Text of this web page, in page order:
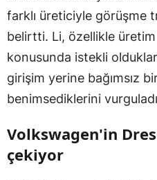
farklı üreticiyle görüşme
belirtti. Li, özellikle
konusunda istekli
girişim yerine bağımsız
benimsediklerini
Volkswagen'in
çekiyor